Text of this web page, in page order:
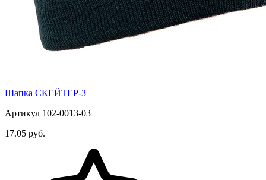
Шапка СКЕЙТЕР-3
Артикул 102-0013-03
17.05 руб.